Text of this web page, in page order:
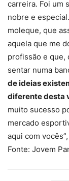
carreira. Foi um
nobre e
moleque, que
aquela que me
profissão e que,
sentar numa
de ideias
diferente desta
muito sucesso
mercado
aqui com
Fonte: Jovem